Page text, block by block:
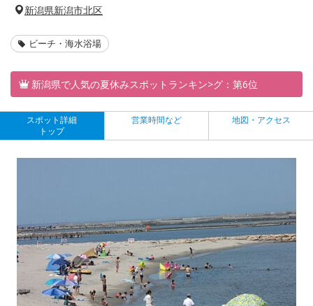
新潟県新潟市北区
ビーチ・海水浴場
新潟県で人気の夏休みスポットランキン>グ：第6位
スポット詳細
トップ
営業時間など 地図・アクセス